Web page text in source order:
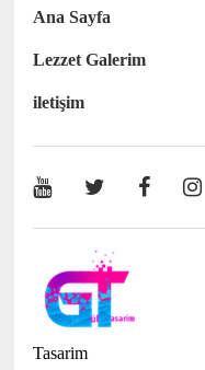
Ana Sayfa
Lezzet Galerim
iletişim
Tasarim